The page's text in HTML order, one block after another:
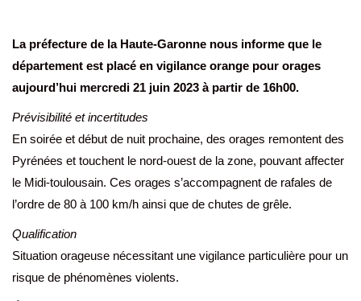
La préfecture de la Haute-Garonne nous informe que le
département est placé en vigilance orange pour orages
aujourd’hui mercredi 21 juin 2023 à partir de 16h00.
Prévisibilité et incertitudes
En soirée et début de nuit prochaine, des orages remontent des
Pyrénées et touchent le nord-ouest de la zone, pouvant affecter
le Midi-toulousain. Ces orages s’accompagnent de rafales de
l’ordre de 80 à 100 km/h ainsi que de chutes de grêle.
Qualification
Situation orageuse nécessitant une vigilance particulière pour un
risque de phénomènes violents.